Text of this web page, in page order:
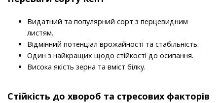
Видатний та популярний сорт з перцевидним
листям.
Відмінний потенціал врожайності та стабільність.
Один з найкращих щодо стійкості до осипання.
Висока якість зерна та вміст білку.
Стійкість до хвороб та стресових факторів